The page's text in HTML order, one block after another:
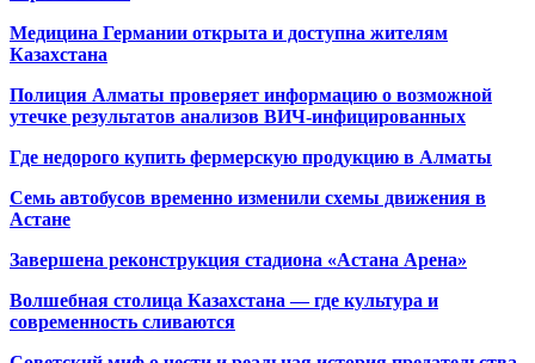
Медицина Германии открыта и доступна жителям
Казахстана
Полиция Алматы проверяет информацию о возможной
утечке результатов анализов ВИЧ-инфицированных
Где недорого купить фермерскую продукцию в Алматы
Семь автобусов временно изменили схемы движения в
Астане
Завершена реконструкция стадиона «Астана Арена»
Волшебная столица Казахстана — где культура и
современность сливаются